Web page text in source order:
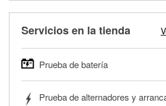
Servicios en la tienda
Prueba de batería
autos, camionetas, SUVs, vehículos
Prueba de alternadores y